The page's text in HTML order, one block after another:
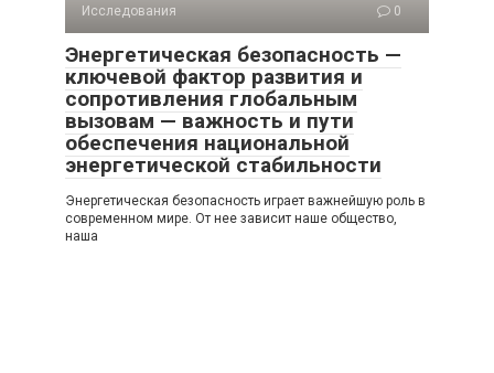
Исследования 0
Энергетическая безопасность —
ключевой фактор развития и
сопротивления глобальным
вызовам — важность и пути
обеспечения национальной
энергетической стабильности
Энергетическая безопасность играет важнейшую роль в
современном мире. От нее зависит наше общество,
наша